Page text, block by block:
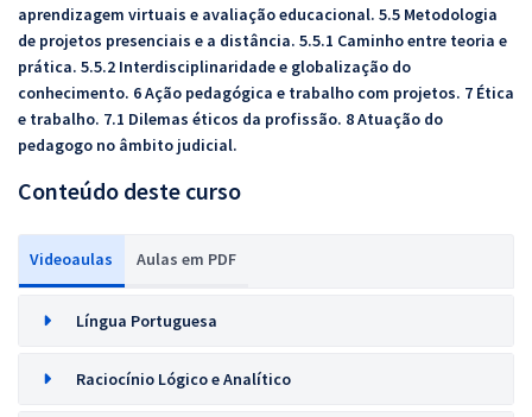
aprendizagem virtuais e avaliação educacional. 5.5 Metodologia
de projetos presenciais e a distância. 5.5.1 Caminho entre teoria e
prática. 5.5.2 Interdisciplinaridade e globalização do
conhecimento. 6 Ação pedagógica e trabalho com projetos. 7 Ética
e trabalho. 7.1 Dilemas éticos da profissão. 8 Atuação do
pedagogo no âmbito judicial.
Conteúdo deste curso
Videoaulas Aulas em PDF
Língua Portuguesa
Raciocínio Lógico e Analítico